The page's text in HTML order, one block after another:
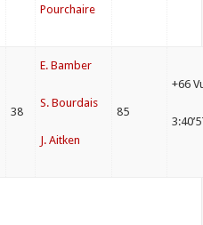
Pourchaire
38
E. Bamber
S. Bourdais
J. Aitken
85
+66